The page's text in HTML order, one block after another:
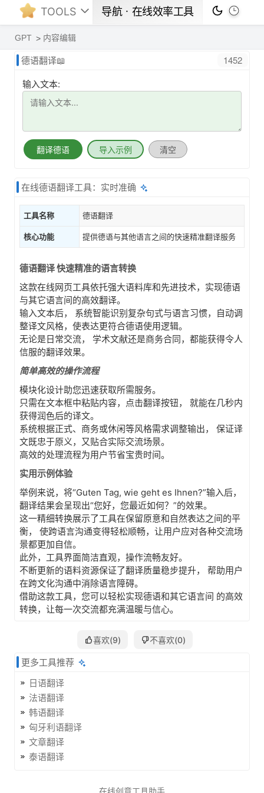
TOOLS 导航ㆍ在线效率工具
GPT 内容编辑
德语翻译📖 1452
输入文本:
翻译德语 导入示例 清空
在线德语翻译工具：实时准确
工具名称 德语翻译
核心功能 提供德语与其他语言之间的快速精准翻译服务
德语翻译 快速精准的语言转换
这款在线网页工具依托强大语料库和先进技术，实现德语
与其它语言间的高效翻译。
输入文本后， 系统智能识别复杂句式与语言习惯，自动调
整译文风格，使表达更符合德语使用逻辑。
无论是日常交流， 学术文献还是商务合同，都能获得令人
信服的翻译效果。
简单高效的操作流程
模块化设计助您迅速获取所需服务。
只需在文本框中粘贴内容，点击翻译按钮， 就能在几秒内
获得润色后的译文。
系统根据正式、商务或休闲等风格需求调整输出， 保证译
文既忠于原义，又贴合实际交流场景。
高效的处理流程为用户节省宝贵时间。
实用示例体验
举例来说，将“Guten Tag, wie geht es Ihnen?”输入后，
翻译结果会呈现出“您好，您最近如何？”的效果。
这一精细转换展示了工具在保留原意和自然表达之间的平
衡， 使跨语言沟通变得轻松顺畅，让用户应对各种交流场
景都更加自信。
此外，工具界面简洁直观，操作流畅友好。
不断更新的语料资源保证了翻译质量稳步提升， 帮助用户
在跨文化沟通中消除语言障碍。
借助这款工具，您可以轻松实现德语和其它语言间 的高效
转换，让每一次交流都充满温暖与信心。
喜欢(9) 不喜欢(0)
更多工具推荐
日语翻译
法语翻译
韩语翻译
匈牙利语翻译
文章翻译
泰语翻译
在线创意工具助手